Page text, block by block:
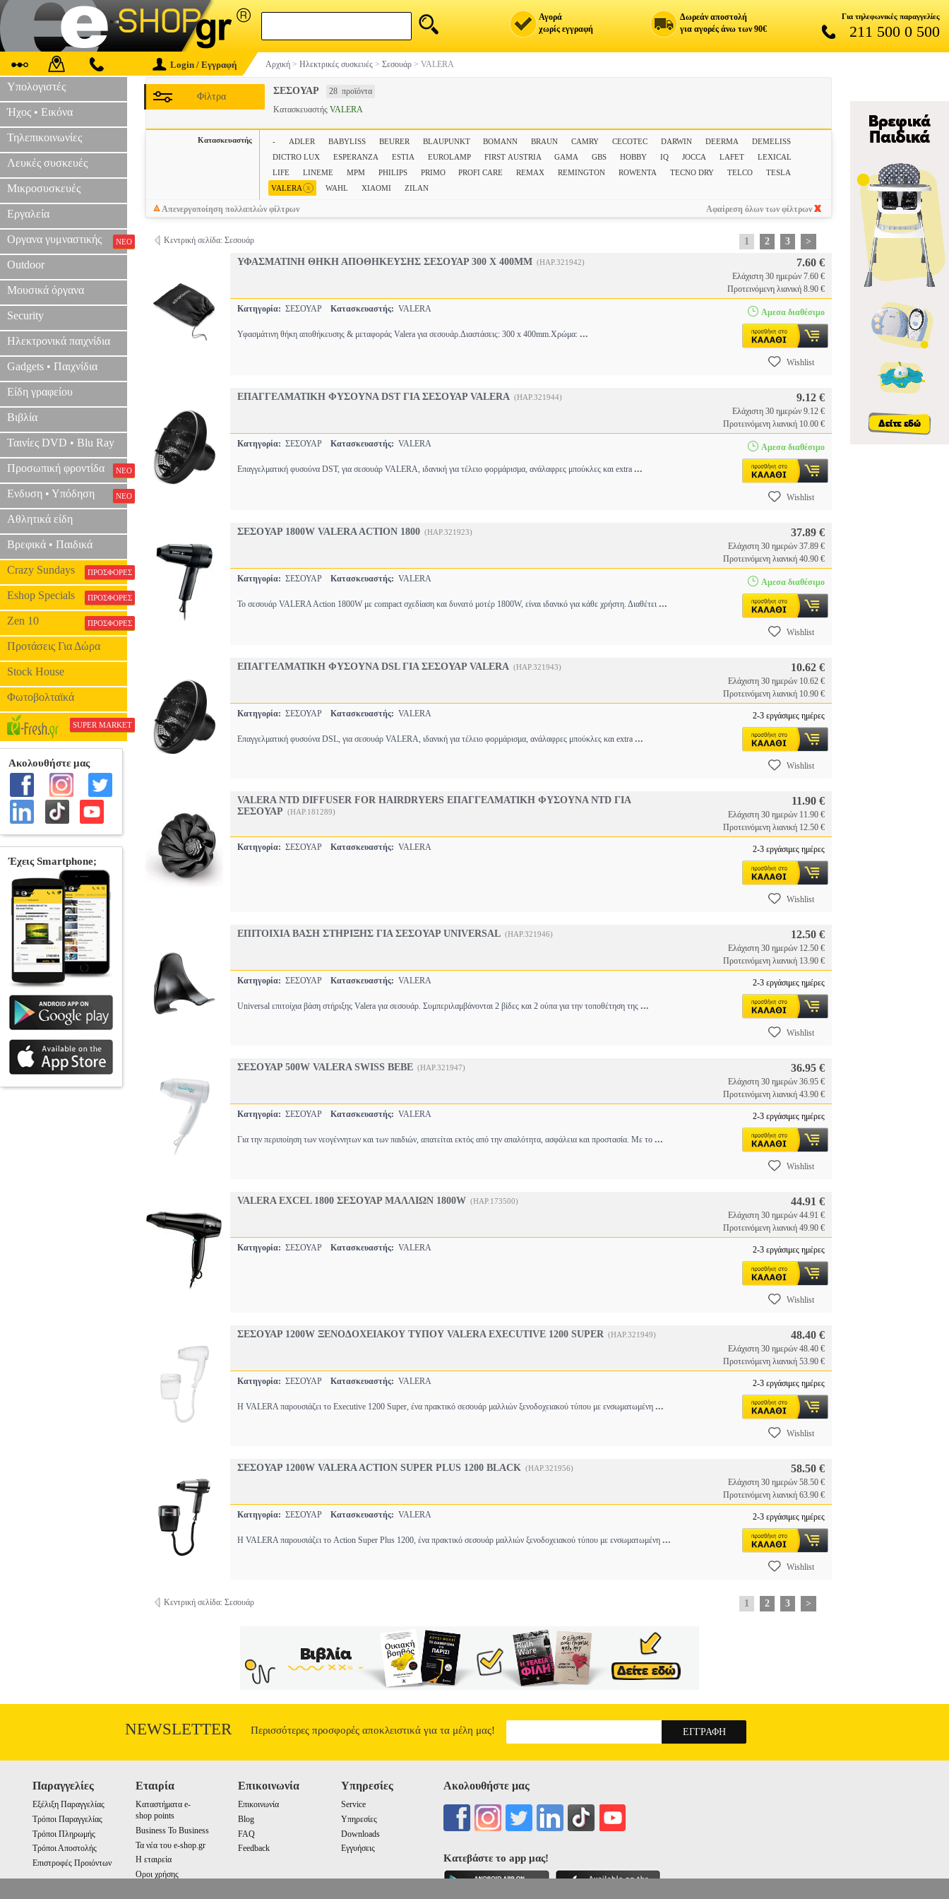
Αγορά
χωρίς εγγραφή
Δωρεάν αποστολή
για αγορές άνω των 90€
Για τηλεφωνικές παραγγελίες
211 500 0 500
Login / Εγγραφή Αρχική > Ηλεκτρικές συσκευές > Σεσουάρ > VALERA
Υπολογιστές
Ήχος • Εικόνα
Τηλεπικοινωνίες
Λευκές συσκευές
Μικροσυσκευές
Εργαλεία
Οργανα γυμναστικής ΝΕΟ
Outdoor
Μουσικά όργανα
Security
Ηλεκτρονικά παιχνίδια
Gadgets • Παιχνίδια
Είδη γραφείου
Βιβλία
Ταινίες DVD • Blu Ray
Προσωπική φροντίδα ΝΕΟ
Ενδυση • Υπόδηση ΝΕΟ
Αθλητικά είδη
Βρεφικά • Παιδικά
Crazy Sundays ΠΡΟΣΦΟΡΕΣ
Eshop Specials ΠΡΟΣΦΟΡΕΣ
Zen 10 ΠΡΟΣΦΟΡΕΣ
Προτάσεις Για Δώρα
Stock House
Φωτοβολταϊκά
SUPER MARKET
ΣΕΣΟΥΑΡ 28 προϊόντα
Φίλτρα
Κατασκευαστής VALERA
Κατασκευαστής - ADLER BABYLISS BEURER BLAUPUNKT BOMANN BRAUN CAMRY CECOTEC DARWIN DEERMA
DEMELISS
DICTRO LUX
ESPERANZA ESTIA EUROLAMP FIRST AUSTRIA GAMA GBS HOBBY IQ JOCCA LAFET
LEXICAL
LIFE
LINEME MPM PHILIPS PRIMO PROFI CARE REMAX REMINGTON ROWENTA TECNO DRY TELCO
TESLA
VALERA x WAHL XIAOMI ZILAN
Απενεργοποίηση πολλαπλών φίλτρων Αφαίρεση όλων των φίλτρων
Κεντρική σελίδα: Σεσουάρ 1 2 3
>
ΥΦΑΣΜΑΤΙΝΗ ΘΗΚΗ ΑΠΟΘΗΚΕΥΣΗΣ ΣΕΣΟΥΑΡ 300 X 400MM (HAP.321942) 7.60 €
Ελάχιστη 30 ημερών 7.60 €
Προτεινόμενη λιανική 8.90 €
Κατηγορία: ΣΕΣΟΥΑΡ Κατασκευαστής: VALERA
Υφασμάτινη θήκη αποθήκευσης & μεταφοράς Valera για σεσουάρ.Διαστάσεις: 300 x 400mm.Χρώμα: ...
Αμεσα διαθέσιμο
Wishlist
ΕΠΑΓΓΕΛΜΑΤΙΚΗ ΦΥΣΟΥΝΑ DST ΓΙΑ ΣΕΣΟΥΑΡ VALERA (HAP.321944) 9.12 €
Ελάχιστη 30 ημερών 9.12 €
Προτεινόμενη λιανική 10.00 €
Κατηγορία: ΣΕΣΟΥΑΡ Κατασκευαστής: VALERA
Eπαγγελματική φυσούνα DST, για σεσουάρ VALERA, ιδανική για τέλειο φορμάρισμα, ανάλαφρες μπούκλες και extra ...
Αμεσα διαθέσιμο
Wishlist
ΣΕΣΟΥΑΡ 1800W VALERA ACTION 1800 (HAP.321923) 37.89 €
Ελάχιστη 30 ημερών 37.89 €
Προτεινόμενη λιανική 40.90 €
Κατηγορία: ΣΕΣΟΥΑΡ Κατασκευαστής: VALERA
Το σεσουάρ VALERA Action 1800W με compact σχεδίαση και δυνατό μοτέρ 1800W, είναι ιδανικό για κάθε χρήστη. Διαθέτει ...
Αμεσα διαθέσιμο
Wishlist
ΕΠΑΓΓΕΛΜΑΤΙΚΗ ΦΥΣΟΥΝΑ DSL ΓΙΑ ΣΕΣΟΥΑΡ VALERA (HAP.321943) 10.62 €
Ελάχιστη 30 ημερών 10.62 €
Προτεινόμενη λιανική 10.90 €
Κατηγορία: ΣΕΣΟΥΑΡ Κατασκευαστής: VALERA
Eπαγγελματική φυσούνα DSL, για σεσουάρ VALERA, ιδανική για τέλειο φορμάρισμα, ανάλαφρες μπούκλες και extra ...
2-3 εργάσιμες ημέρες
Wishlist
VALERA NTD DIFFUSER FOR HAIRDRYERS ΕΠΑΓΓΕΛΜΑΤΙΚΗ ΦΥΣΟΥΝΑ NTD ΓΙΑ
ΣΕΣΟΥΑΡ (HAP.181289)
11.90 €
Ελάχιστη 30 ημερών 11.90 €
Προτεινόμενη λιανική 12.50 €
Κατηγορία: ΣΕΣΟΥΑΡ Κατασκευαστής: VALERA 2-3 εργάσιμες ημέρες
Wishlist
ΕΠΙΤΟΙΧΙΑ ΒΑΣΗ ΣΤΗΡΙΞΗΣ ΓΙΑ ΣΕΣΟΥΑΡ UNIVERSAL (HAP.321946) 12.50 €
Ελάχιστη 30 ημερών 12.50 €
Προτεινόμενη λιανική 13.90 €
Κατηγορία: ΣΕΣΟΥΑΡ Κατασκευαστής: VALERA
Universal επιτοίχια βάση στήριξης Valera για σεσουάρ. Συμπεριλαμβάνονται 2 βίδες και 2 ούπα για την τοποθέτηση της ...
2-3 εργάσιμες ημέρες
Wishlist
ΣΕΣΟΥΑΡ 500W VALERA SWISS BEBE (HAP.321947) 36.95 €
Ελάχιστη 30 ημερών 36.95 €
Προτεινόμενη λιανική 43.90 €
Κατηγορία: ΣΕΣΟΥΑΡ Κατασκευαστής: VALERA
Για την περιποίηση των νεογέννητων και των παιδιών, απατείται εκτός από την απαλότητα, ασφάλεια και προστασία. Με το ...
2-3 εργάσιμες ημέρες
Wishlist
VALERA EXCEL 1800 ΣΕΣΟΥΑΡ ΜΑΛΛΙΩΝ 1800W (HAP.173500) 44.91 €
Ελάχιστη 30 ημερών 44.91 €
Προτεινόμενη λιανική 49.90 €
Κατηγορία: ΣΕΣΟΥΑΡ Κατασκευαστής: VALERA 2-3 εργάσιμες ημέρες
Wishlist
ΣΕΣΟΥΑΡ 1200W ΞΕΝΟΔΟΧΕΙΑΚΟΥ ΤΥΠΟΥ VALERA EXECUTIVE 1200 SUPER (HAP.321949) 48.40 €
Ελάχιστη 30 ημερών 48.40 €
Προτεινόμενη λιανική 53.90 €
Κατηγορία: ΣΕΣΟΥΑΡ Κατασκευαστής: VALERA
H VALERA παρουσιάζει το Εxecutive 1200 Super, ένα πρακτικό σεσουάρ μαλλιών ξενοδοχειακού τύπου με ενσωματωμένη ...
2-3 εργάσιμες ημέρες
Wishlist
ΣΕΣΟΥΑΡ 1200W VALERA ACTION SUPER PLUS 1200 BLACK (HAP.321956) 58.50 €
Ελάχιστη 30 ημερών 58.50 €
Προτεινόμενη λιανική 63.90 €
Κατηγορία: ΣΕΣΟΥΑΡ Κατασκευαστής: VALERA
H VALERA παρουσιάζει το Action Super Plus 1200, ένα πρακτικό σεσουάρ μαλλιών ξενοδοχειακού τύπου με ενσωματωμένη ...
2-3 εργάσιμες ημέρες
Wishlist
Κεντρική σελίδα: Σεσουάρ 1 2 3 >
NEWSLETTER Περισσότερες προσφορές αποκλειστικά για τα μέλη μας!
Παραγγελίες
Εξέλιξη Παραγγελίας
Τρόποι Παραγγελίας
Τρόποι Πληρωμής
Τρόποι Αποστολής
Επιστροφές Προιόντων
Εταιρία
Καταστήματα e-
shop points
Business To Business
Τα νέα του e-shop.gr
Η εταιρεία
Οροι χρήσης
Επικοινωνία
Επικοινωνία
Blog
FAQ
Feedback
Υπηρεσίες
Service
Υπηρεσίες
Downloads
Εγγυήσεις
Ακολουθήστε μας
Κατεβάστε το app μας!